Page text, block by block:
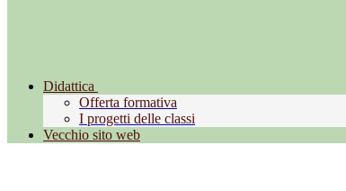
Didattica
Offerta formativa
I progetti delle classi
Vecchio sito web